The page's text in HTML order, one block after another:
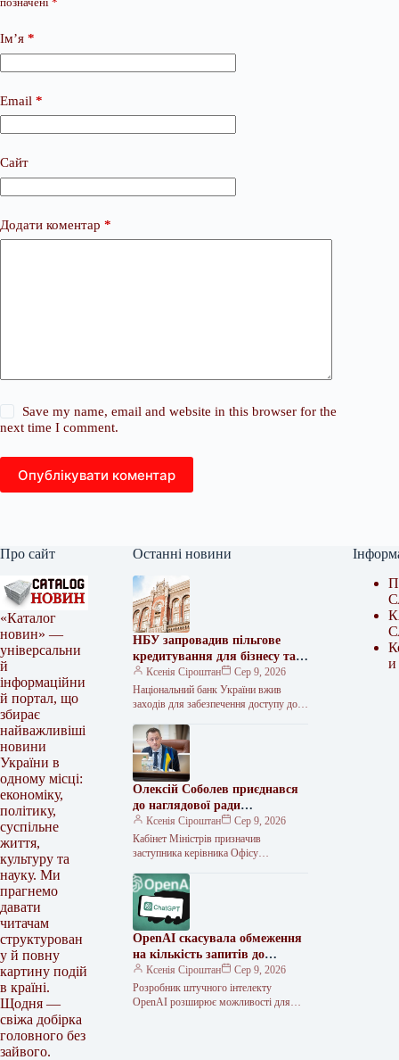
Ім’я *
Email *
Сайт
Додати коментар *
Save my name, email and website in this browser for the
next time I comment.
Опублікувати коментар
Про сайт
«Каталог
новин» —
універсальни
й
інформаційни
й портал, що
збирає
найважливіші
новини
України в
одному місці:
економіку,
політику,
суспільне
життя,
культуру та
науку. Ми
прагнемо
давати
читачам
структурован
у й повну
картину подій
в країні.
Щодня —
свіжа добірка
головного без
зайвого.
Останні новини
НБУ запровадив пільгове
кредитування для бізнесу та
аграріїв через російські атаки
Ксенія Сіроштан
Сер 9, 2026
Національний банк України вжив
заходів для забезпечення доступу до
працюють у стратегічно важливих
секторах економіки, зокрема в
Олексій Соболев приєднався
до наглядової ради
“Нафтогазу”
Ксенія Сіроштан
Сер 9, 2026
Кабінет Міністрів призначив
заступника керівника Офісу
наглядової ради НАК “Нафтогаз
України” як представника держави.
“Обрати членом
OpenAI скасувала обмеження
на кількість запитів до
ChatGPT
Ксенія Сіроштан
Сер 9, 2026
Розробник штучного інтелекту
OpenAI розширює можливості для
и